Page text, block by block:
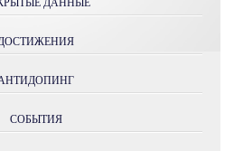
ДАННЫЕ
СОБЫТИЯ